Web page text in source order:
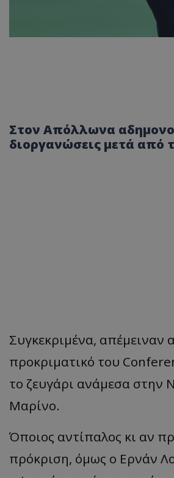
Στον Απόλλωνα
διοργανώσεις μετά από
Συγκεκριμένα,
προκριματικό του
το ζευγάρι ανάμεσα στην
Μαρίνο.
Όποιος αντίπαλος κι αν
πρόκριση, όμως ο Ερνάν